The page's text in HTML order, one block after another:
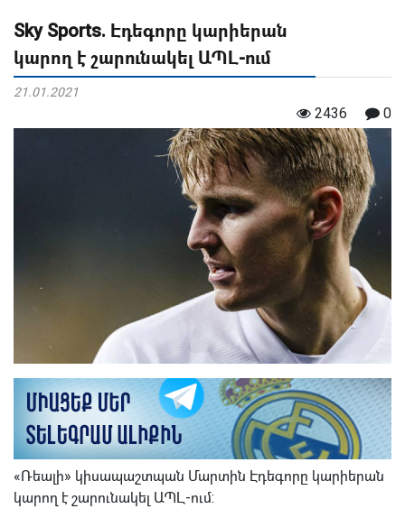
Sky Sports. Էդեգորը կարիերան
կարող է շարունակել ԱՊԼ-ում
21.01.2021
2436 0
«Ռեալի» կիսապաշտպան Մարտին Էդեգորը կարիերան
կարող է շարունակել ԱՊԼ-ում: